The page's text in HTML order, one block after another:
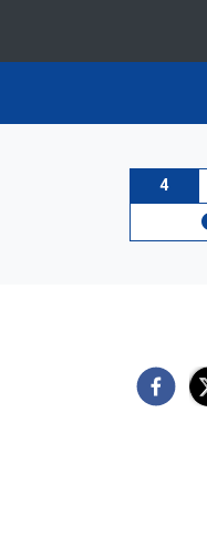
4